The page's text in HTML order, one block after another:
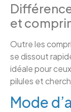
et
Outre les
se dissout
idéale pour
pilules et
Mode